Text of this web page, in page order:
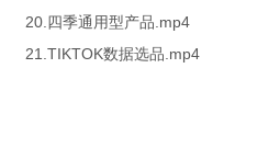
20.四季通用型产品.mp4
21.TIKTOK数据选品.mp4